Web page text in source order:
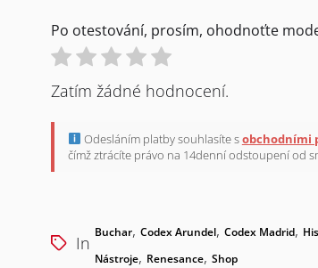
Po otestování, prosím, ohodnoťte
Zatím žádné hodnocení.
Odesláním platby souhlasíte sobchodními
čímž ztrácíte právo na 14denní odstoupení od
In
Buchar, Codex Arundel, Codex Madrid,
Nástroje, Renesance, Shop